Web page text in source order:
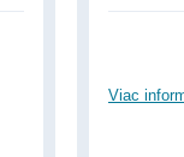
Viac